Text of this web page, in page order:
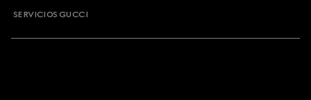
SERVICIOS GUCCI